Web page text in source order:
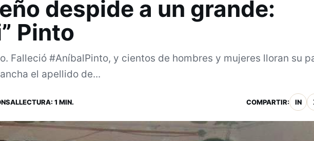
despide a un grande:
Pinto
Falleció #AníbalPinto, y cientos de hombres y mujeres lloran su
el apellido de...
LECTURA: 1 MIN. COMPARTIR: IN